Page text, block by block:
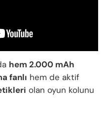
hem 2.000 mAh
fanlı hem de aktif
olan oyun kolunu